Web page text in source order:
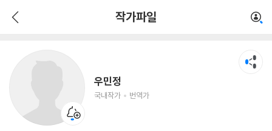
작가파일
우민정
국내작가 번역가